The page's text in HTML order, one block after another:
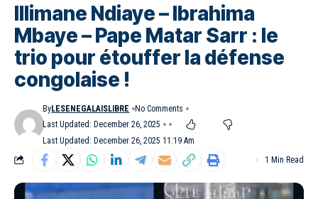
Illimane Ndiaye – Ibrahima
Mbaye – Pape Matar Sarr : le
trio pour étouffer la défense
congolaise !
Last Updated: December 26, 2025 11:19 Am
ByLESENEGALAISLIBRE
No Comments
Last Updated: December 26, 2025
1 Min Read